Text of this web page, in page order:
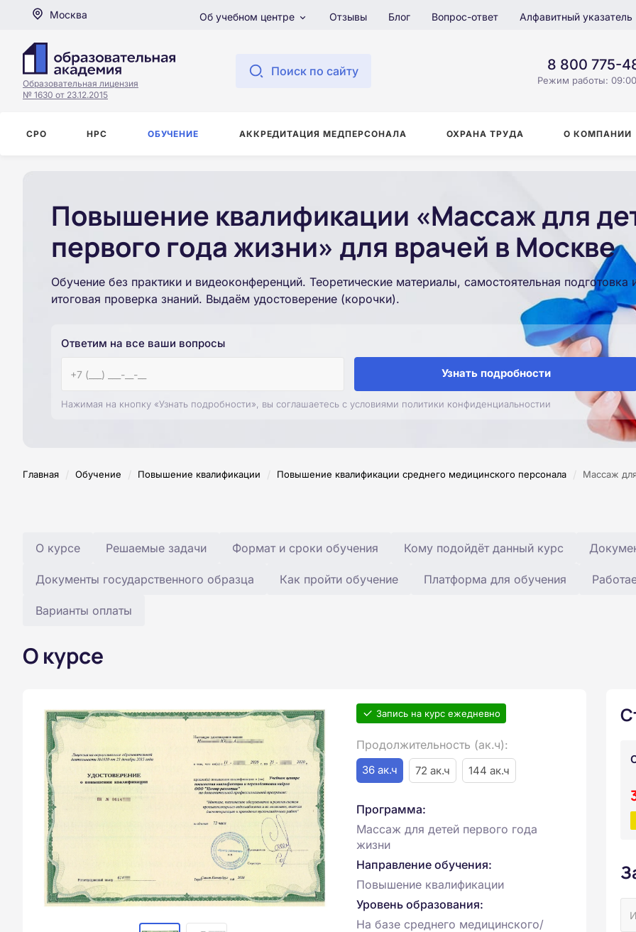
Москва Об учебном центре Отзывы Блог Вопрос-ответ Алфавитный указатель
Образовательная лицензия
№ 1630 от 23.12.2015
Поиск по сайту 8 800 775-
Режим работы:
СРО НРС ОБУЧЕНИЕ АККРЕДИТАЦИЯ МЕДПЕРСОНАЛА ОХРАНА ТРУДА О КОМПАНИИ
Повышение квалификации «Массаж для
первого года жизни» для врачей в Москве
Обучение без практики и видеоконференций. Теоретические материалы, самостоятельная подготовка
итоговая проверка знаний. Выдаём удостоверение (корочки).
Ответим на все ваши вопросы
Узнать подробности
Нажимая на кнопку «Узнать подробности», вы соглашаетесь с условиями политики конфиденциальностии
Главная / Обучение / Повышение квалификации / Повышение квалификации среднего медицинского персонала / Массаж
О курсе Решаемые задачи Формат и сроки обучения Кому подойдёт данный курс
Документы государственного образца Как пройти обучение Платформа для обучения
Варианты оплаты
О курсе
Запись на курс ежедневно
Продолжительность (ак.ч):
36 ак.ч 72 ак.ч 144 ак.ч
Программа:
Массаж для детей первого года
жизни
Направление обучения:
Повышение квалификации
Уровень образования:
На базе среднего медицинского/